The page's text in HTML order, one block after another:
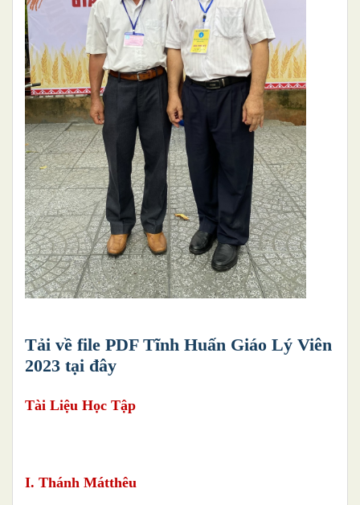
Tải về file PDF Tĩnh Huấn Giáo Lý Viên
2023 tại đây
Tài Liệu Học Tập
I. Thánh Mátthêu